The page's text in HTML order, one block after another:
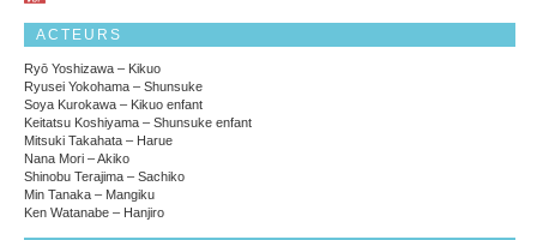
ACTEURS
Ryō Yoshizawa – Kikuo
Ryusei Yokohama – Shunsuke
Soya Kurokawa – Kikuo enfant
Keitatsu Koshiyama – Shunsuke enfant
Mitsuki Takahata – Harue
Nana Mori – Akiko
Shinobu Terajima – Sachiko
Min Tanaka – Mangiku
Ken Watanabe – Hanjiro